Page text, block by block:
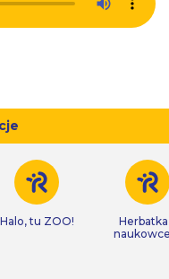
Halo, tu ZOO!